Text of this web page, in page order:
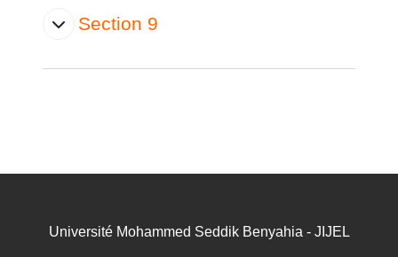
Section 9
Université Mohammed Seddik Benyahia - JIJEL